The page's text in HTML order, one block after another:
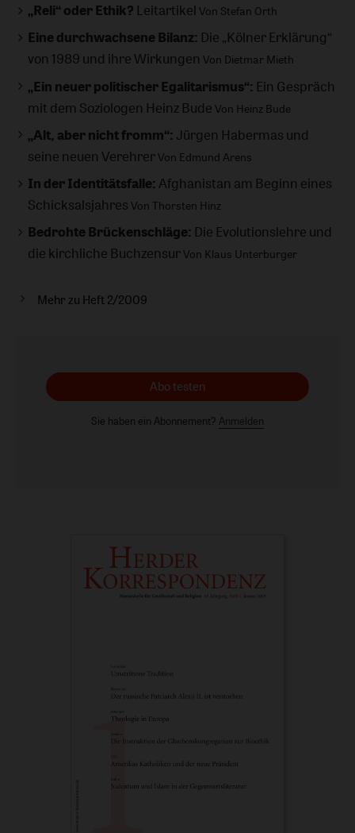
„Reli“ oder Ethik? Leitartikel Von Stefan Orth
Eine durchwachsene Bilanz: Die „Kölner Erklärung“
von 1989 und ihre Wirkungen Von Dietmar Mieth
„Ein neuer politischer Egalitarismus“: Ein Gespräch
mit dem Soziologen Heinz Bude Von Heinz Bude
„Alt, aber nicht fromm“: Jürgen Habermas und
seine neuen VerehrerVon Edmund Arens
In der Identitätsfalle: Afghanistan am Beginn eines
Schicksalsjahres Von Thorsten Hinz
Bedrohte Brückenschläge: Die Evolutionslehre und
die kirchliche BuchzensurVon Klaus Unterburger
Mehr zu Heft 2/2009
Abo testen
Sie haben ein Abonnement? Anmelden